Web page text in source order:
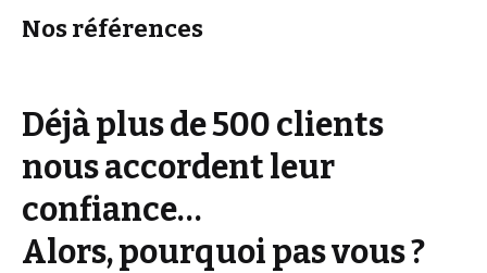
principal
Nos références
Déjà plus de 500 clients
nous accordent leur
confiance…
Alors, pourquoi pas vous ?